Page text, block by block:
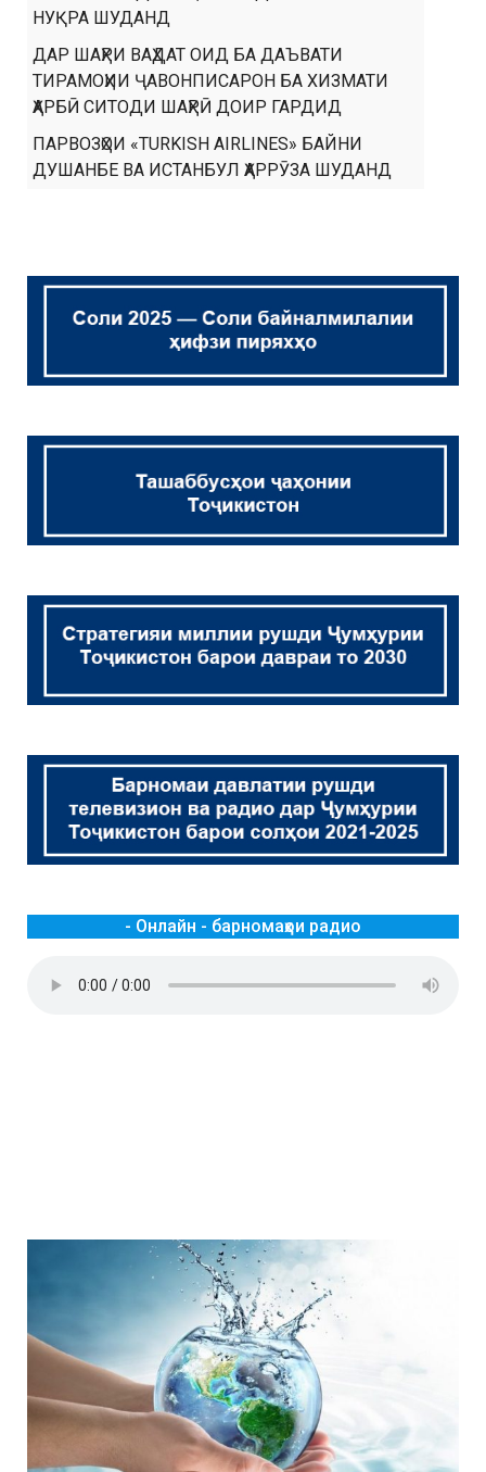
НУҚРА ШУДАНД
ДАР ШАҲРИ ВАҲДАТ ОИД БА ДАЪВАТИ
ТИРАМОҲИИ ҶАВОНПИСАРОН БА ХИЗМАТИ
ҲАРБӢ СИТОДИ ШАҲРӢ ДОИР ГАРДИД
ПАРВОЗҲОИ «TURKISH AIRLINES» БАЙНИ
ДУШАНБЕ ВА ИСТАНБУЛ ҲАРРӮЗА ШУДАНД
- Онлайн - барномаҳои радио